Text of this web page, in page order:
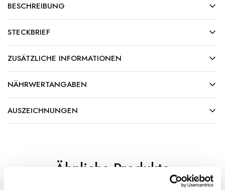
BESCHREIBUNG
STECKBRIEF
ZUSÄTZLICHE INFORMATIONEN
NÄHRWERTANGABEN
AUSZEICHNUNGEN
Ähnliche Produkte